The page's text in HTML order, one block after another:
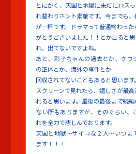
とにかく、天国と地獄に未だにロス
れ替わりホント素敵です。今までも
が一杯です。ドラマって普通終わっ
がとうごさいました！！とか出ると
れ、出てないですよね。
あと、彩子ちゃんの過去とか、クウ
の正体とか、海外の事件とか
回収されてないこともあると思います。
スクリーンで見れたら、嬉しさが最
れると思います。最後の最後まで続
ない所もありますが、そのぐらい、
れを全力で悲しんでおります。
天国と地獄～サイコな２人～いつま
ます！！！